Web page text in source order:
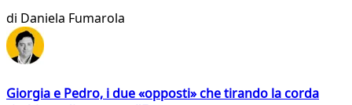
di Daniela Fumarola
Giorgia e Pedro, i due «opposti» che tirando la corda